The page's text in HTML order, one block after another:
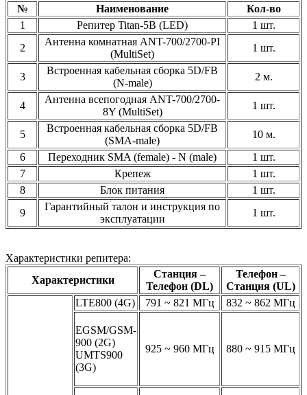
№
Наименование
Кол-во
1
Репитер Titan-5B (LED)
1 шт.
2
Антенна комнатная ANT-700/2700-PI
(MultiSet)
1 шт.
3
Встроенная кабельная сборка 5D/FB
(N-male)
2 м.
4
Антенна всепогодная ANT-700/2700-
8Y (MultiSet)
1 шт.
5
Встроенная кабельная сборка 5D/FB
(SMA-male)
10 м.
6
Переходник SMA (female) - N (male)
1 шт.
7
Крепеж
1 шт.
8
Блок питания
1 шт.
9
Гарантийный талон и инструкция по
эксплуатации
1 шт.
Характеристики репитера:
Характеристики
Станция –
Телефон (DL)
Телефон –
Станция (UL)
LTE800 (4G) 791 ~ 821 МГц 832 ~ 862 МГц
EGSM/GSM-
900 (2G)
UMTS900
(3G)
925 ~ 960 МГц 880 ~ 915 МГц